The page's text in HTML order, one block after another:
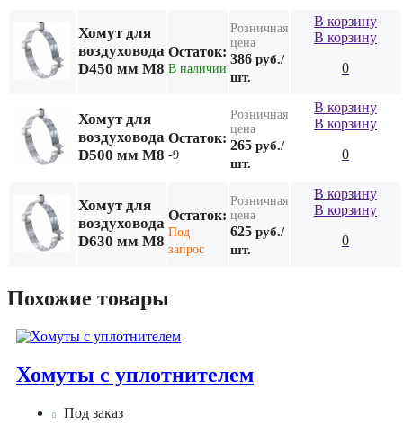
Хомут для
воздуховода
D450 мм М8
Остаток:
В наличии
Розничная
цена
386 руб./
шт.
В корзину
В корзину
0
Хомут для
воздуховода
D500 мм М8
Остаток:
-9
Розничная
цена
265 руб./
шт.
В корзину
В корзину
0
Хомут для
воздуховода
D630 мм М8
Остаток:
Под
запрос
Розничная
цена
625 руб./
шт.
В корзину
В корзину
0
Похожие товары
Хомуты с уплотнителем
Под заказ